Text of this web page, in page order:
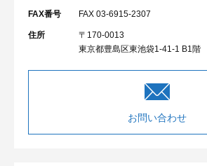
FAX番号 FAX 03-6915-2307
住所
〒170-0013
東京都豊島区東池袋1-41-1 B1階
お問い合わせ